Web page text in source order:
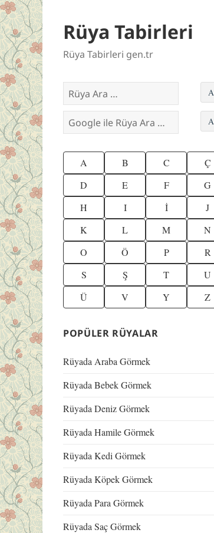
Rüya Tabirleri
Rüya Tabirleri gen.tr
A B C
Ç
D
E F
G
H
I İ
J
K
L M
N
O
Ö P
R
S
Ş T
U
Ü
V Y Z
POPÜLER RÜYALAR
Rüyada Araba Görmek
Rüyada Bebek Görmek
Rüyada Deniz Görmek
Rüyada Hamile Görmek
Rüyada Kedi Görmek
Rüyada Köpek Görmek
Rüyada Para Görmek
Rüyada Saç Görmek